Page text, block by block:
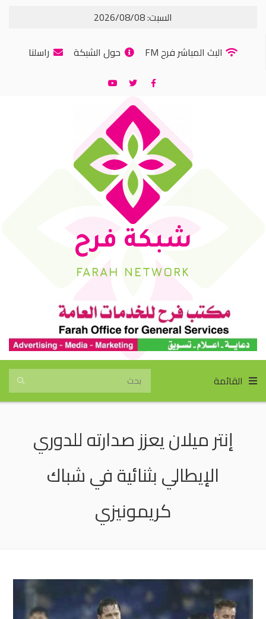
السبت: 2026/08/08
البث المباشر فرح FM
حول الشبكة راسلنا
شبكة فرح
FARAH NETWORK
القائمة
إنتر ميلان يعزز صدارته للدوري
الإيطالي بثنائية في شباك
كريمونيزي